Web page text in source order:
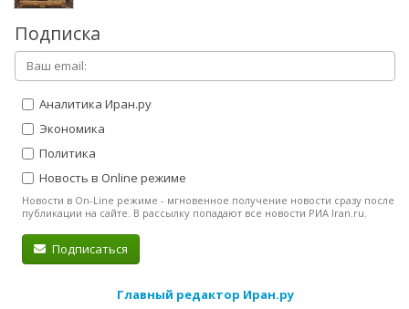
Подписка
Аналитика Иран.ру
Экономика
Политика
Новость в Online режиме
Новости в On-Line режиме - мгновенное получение новости сразу после
публикации на сайте. В рассылку попадают все новости РИА Iran.ru.
Подписаться
Главный редактор Иран.ру